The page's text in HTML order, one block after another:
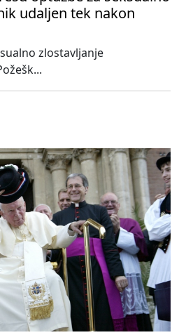
udaljen tek nakon
zlostavljanje